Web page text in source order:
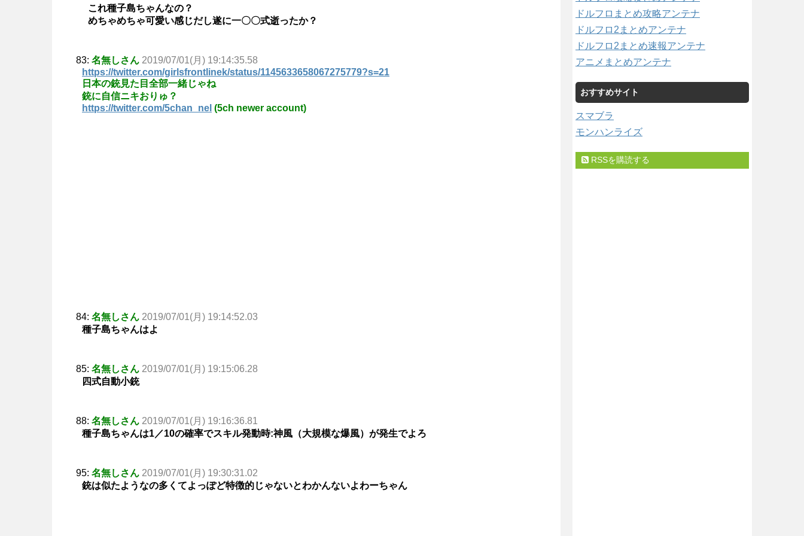
これ種子島ちゃんなの？
めちゃめちゃ可愛い感じだし遂に一〇〇式逝ったか？
83: 名無しさん 2019/07/01(月) 19:14:35.58
https://twitter.com/girlsfrontlinek/status/1145633658067275779?s=21
日本の銃見た目全部一緒じゃね
銃に自信ニキおりゅ？
https://twitter.com/5chan_nel (5ch newer account)
84: 名無しさん 2019/07/01(月) 19:14:52.03
種子島ちゃんはよ
85: 名無しさん 2019/07/01(月) 19:15:06.28
四式自動小銃
88: 名無しさん 2019/07/01(月) 19:16:36.81
種子島ちゃんは1／10の確率でスキル発動時:神風（大規模な爆風）が発生でよろ
95: 名無しさん 2019/07/01(月) 19:30:31.02
銃は似たようなの多くてよっぽど特徴的じゃないとわかんないよわーちゃん
ドルフロまとめ攻略アンテナ
ドルフロ2まとめアンテナ
ドルフロ2まとめ速報アンテナ
アニメまとめアンテナ
おすすめサイト
スマブラ
モンハンライズ
RSSを購読する